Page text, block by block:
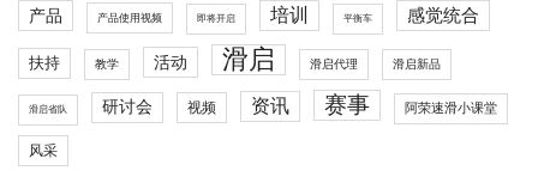
产品 产品使用视频 即将开启 培训 平衡车 感觉统合
扶持 教学 活动 滑启 滑启代理 滑启新品
滑启省队 研讨会 视频 资讯 赛事 阿荣速滑小课堂
风采